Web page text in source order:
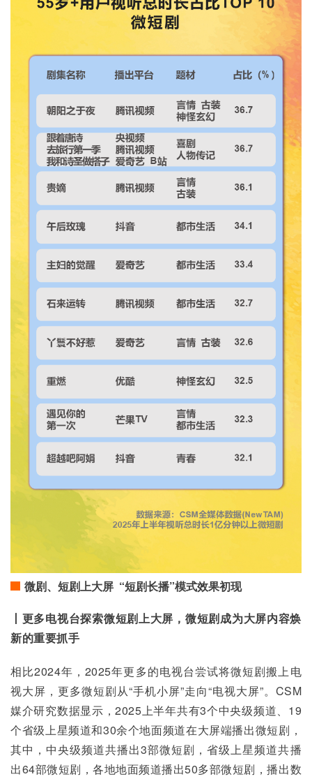
微剧、短剧上大屏 “短剧长播”模式效果初现
丨更多电视台探索微短剧上大屏，微短剧成为大屏内容焕
新的重要抓手
相比2024年，2025年更多的电视台尝试将微短剧搬上电
视大屏，更多微短剧从“手机小屏”走向“电视大屏”。CSM
媒介研究数据显示，2025上半年共有3个中央级频道、19
个省级上星频道和30余个地面频道在大屏端播出微短剧，
其中，中央级频道共播出3部微短剧，省级上星频道共播
出64部微短剧，各地地面频道播出50多部微短剧，播出数